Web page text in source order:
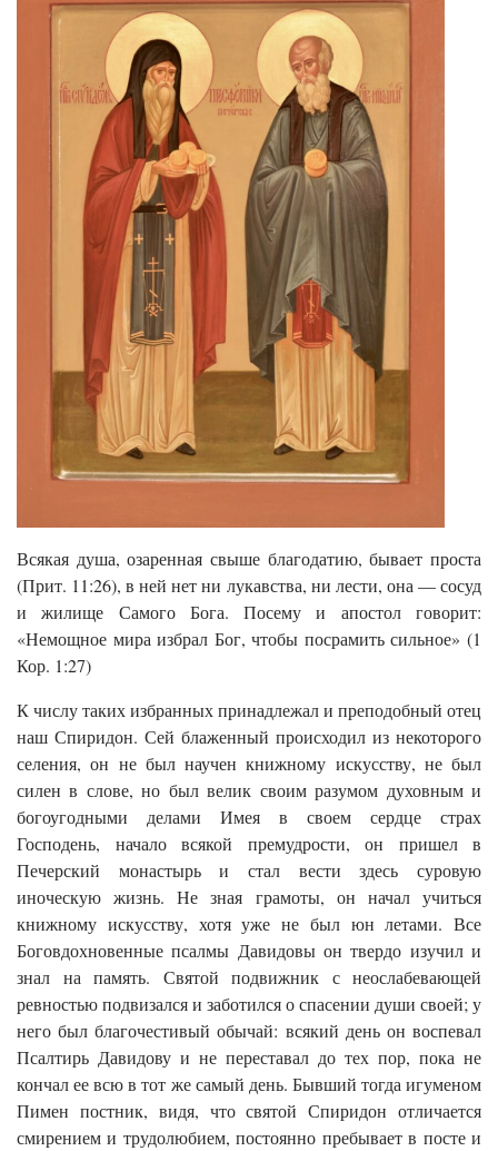
Всякая душа, озаренная свыше благодатию, бывает проста
(Прит. 11:26), в ней нет ни лукавства, ни лести, она — сосуд
и жилище Самого Бога. Посему и апостол говорит:
«Немощное мира избрал Бог, чтобы посрамить сильное» (1
Кор. 1:27)
К числу таких избранных принадлежал и преподобный отец
наш Спиридон. Сей блаженный происходил из некоторого
селения, он не был научен книжному искусству, не был
силен в слове, но был велик своим разумом духовным и
богоугодными делами Имея в своем сердце страх
Господень, начало всякой премудрости, он пришел в
Печерский монастырь и стал вести здесь суровую
иноческую жизнь. Не зная грамоты, он начал учиться
книжному искусству, хотя уже не был юн летами. Все
Боговдохновенные псалмы Давидовы он твердо изучил и
знал на память. Святой подвижник с неослабевающей
ревностью подвизался и заботился о спасении души своей; у
него был благочестивый обычай: всякий день он воспевал
Псалтирь Давидову и не переставал до тех пор, пока не
кончал ее всю в тот же самый день. Бывший тогда игуменом
Пимен постник, видя, что святой Спиридон отличается
смирением и трудолюбием, постоянно пребывает в посте и